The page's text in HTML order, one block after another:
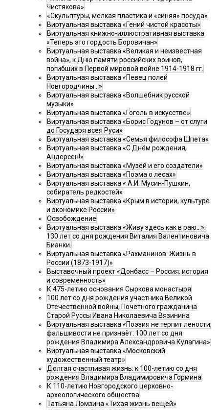
Чистякова»
«Скульптуры, мелкая пластика и «синяя» посуда»
Виртуальная выставка «Гений чистой красоты»
Виртуальная книжно-иллюстративная выставка
«Теперь это гордость Боровичан»
Виртуальная выставка «Великая и неизвестная
война», к Дню памяти российских воинов,
погибших в Первой мировой войне 1914-1918 гг.
Виртуальная выставка «Певец полей
Новгородчины…»
Виртуальная выставка «Волшебник русской
музыки»
Виртуальная выставка «Гоголь в искусстве»
Виртуальная выставка «Борис Годунов – от слуги
до Государя всея Руси»
Виртуальная выставка «Семья философа Шпета»
Виртуальная выставка «С Днём рождения,
Андерсен!»
Виртуальная выставка «Музей и его создатели»
Виртуальная выставка «Поэма о лесах»
Виртуальная выставка « А.И. Мусин-Пушкин,
собиратель редкостей»
Виртуальная выставка «Крым в истории, культуре
и экономике России»
Освобождение
Виртуальная выставка «Живу здесь как в раю…»:
130 лет со дня рождения Виталия Валентиновича
Бианки.
Виртуальная выставка «Рахманинов. Жизнь в
России (1873-1917)»
Выставочный проект «Донбасс – Россия: история
и современность»
К 475-летию основания Сыркова монастыря
100 лет со дня рождения участника Великой
Отечественной войны, Почётного гражданина
Старой Руссы Ивана Николаевича Вязинина
Виртуальная выставка «Поэзия не терпит лености,
фальшивости не признаёт: 100 лет со дня
рождения Владимира Александровича Кулагина»
Виртуальная выставка «Московский
художественный театр»
Долгая счастливая жизнь: к 100-летию со дня
рождения Владимира Владимировича Гормина
К 110-летию Новгородского церковно-
археологического общества
Татьяна Ломзина «Тихая жизнь вещей»